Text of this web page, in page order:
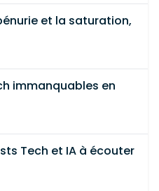
et la saturation,
immanquables en
Tech et IA à écouter